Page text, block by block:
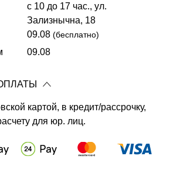
с 10 до 17 час., ул.
Зализнычна, 18
09.08 (бесплатно)
09.08
картой, в кредит/рассрочку,
для юр. лиц.